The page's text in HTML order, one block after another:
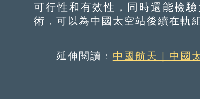
可行性和有效性，同時還能檢
術，可以為中國太空站後續在軌
延伸閱讀： 中國航天｜中國